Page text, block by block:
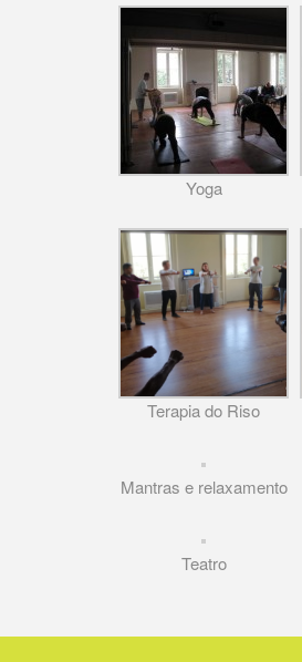
Yoga
Terapia do Riso
Mantras e relaxamento
Teatro